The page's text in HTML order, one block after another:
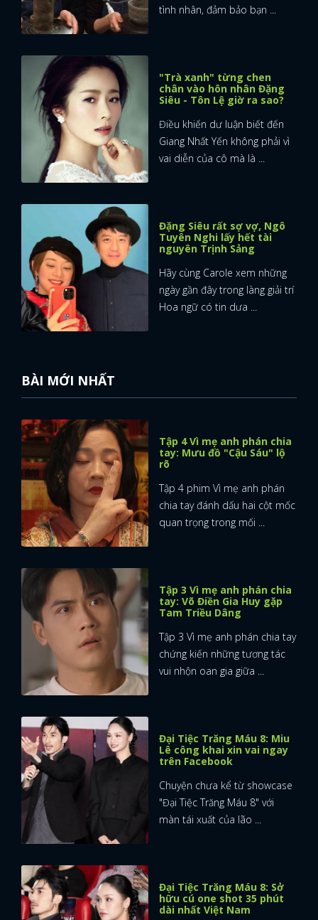
tình nhân, đảm bảo bạn ...
"Trà xanh" từng chen
chân vào hôn nhân Đặng
Siêu - Tôn Lệ giờ ra sao?
Điều khiến dư luận biết đến
Giang Nhất Yến không phải vì
vai diễn của cô mà là ...
Đặng Siêu rất sợ vợ, Ngô
Tuyên Nghi lấy hết tài
nguyên Trịnh Sảng
Hãy cùng Carole xem những
ngày gần đây trong làng giải trí
Hoa ngữ có tin dưa ...
BÀI MỚI NHẤT
Tập 4 Vì mẹ anh phán chia
tay: Mưu đồ "Cậu Sáu" lộ
rõ
Tập 4 phim Vì mẹ anh phán
chia tay đánh dấu hai cột mốc
quan trọng trong mối ...
Tập 3 Vì mẹ anh phán chia
tay: Võ Điền Gia Huy gặp
Tam Triều Dâng
Tập 3 Vì mẹ anh phán chia tay
chứng kiến những tương tác
vui nhộn oan gia giữa ...
Đại Tiệc Trăng Máu 8: Miu
Lê công khai xin vai ngay
trên Facebook
Chuyện chưa kể từ showcase
"Đại Tiệc Trăng Máu 8" với
màn tái xuất của lão ...
Đại Tiệc Trăng Máu 8: Sở
hữu cú one shot 35 phút
dài nhất Việt Nam